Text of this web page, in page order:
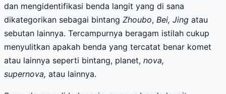
dan mengidentifikasi benda langit yang di sana
dikategorikan sebagai bintang Zhoubo, Bei, Jing atau
sebutan lainnya. Tercampurnya beragam istilah cukup
menyulitkan apakah benda yang tercatat benar komet
atau lainnya seperti bintang, planet, nova,
supernova, atau lainnya.